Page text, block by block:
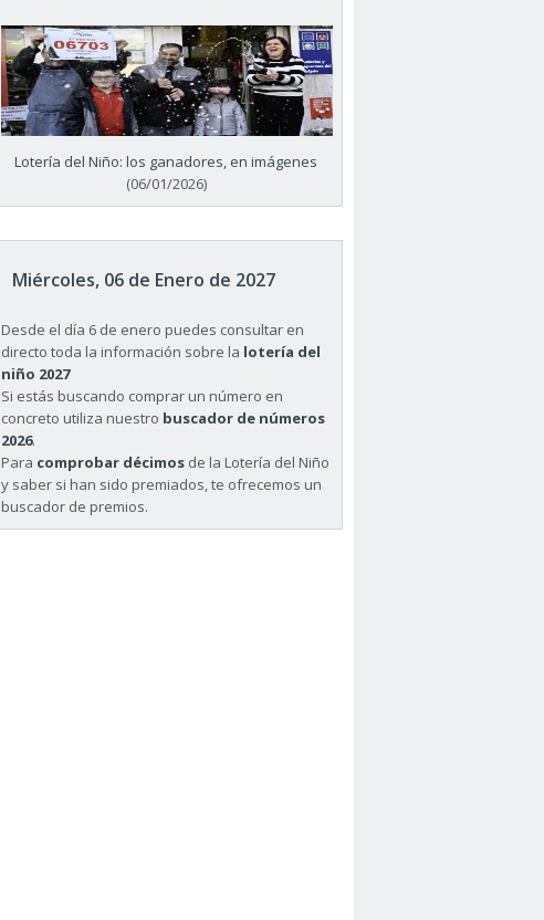
Lotería del Niño: los ganadores, en imágenes
(06/01/2026)
Miércoles, 06 de Enero de 2027
Desde el día 6 de enero puedes consultar en
directo toda la información sobre la lotería del
niño 2027
Si estás buscando comprar un número en
concreto utiliza nuestro buscador de números
2026.
Para comprobar décimos de la Lotería del Niño
y saber si han sido premiados, te ofrecemos un
buscador de premios.